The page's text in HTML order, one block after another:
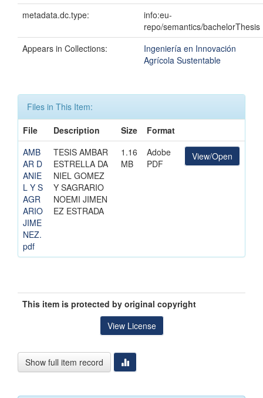
metadata.dc.type:
info:eu-
repo/semantics/bachelorThesis
Appears in Collections:
Ingeniería en Innovación
Agrícola Sustentable
Files in This Item:
File
Description Size
Format
AMB
AR D
ANIE
L Y S
AGR
ARIO
JIME
NEZ.
pdf
TESIS AMBAR
ESTRELLA DA
NIEL GOMEZ
Y SAGRARIO
NOEMI JIMEN
EZ ESTRADA
1.16
MB
Adobe
PDF
View/Open
This item is protected by original copyright
View License
Show full item record